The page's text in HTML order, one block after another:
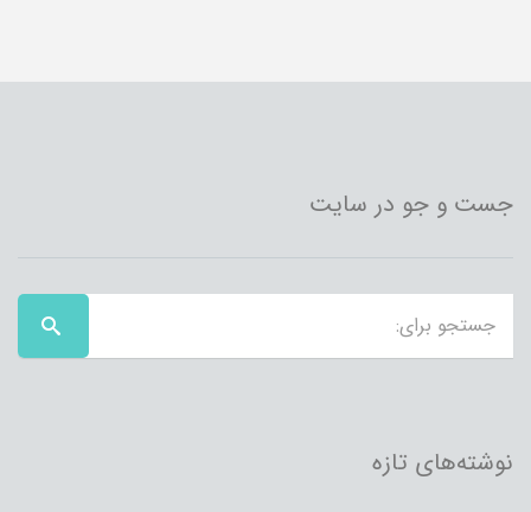
جست و جو در سایت
نوشته‌های تازه